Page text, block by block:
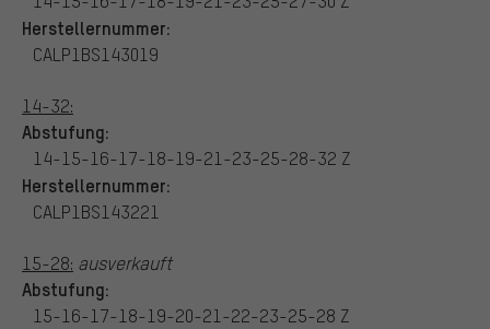
Herstellernummer:
CALP1BS143019
14-32:
Abstufung:
14-15-16-17-18-19-21-23-25-28-32 Z
Herstellernummer:
CALP1BS143221
15-28: ausverkauft
Abstufung:
15-16-17-18-19-20-21-22-23-25-28 Z